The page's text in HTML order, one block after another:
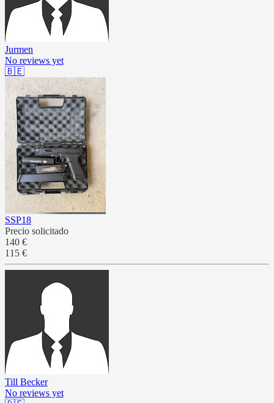
Jurmen
No reviews yet
🇧🇪
SSP18
Precio solicitado
140 €
115 €
Till Becker
No reviews yet